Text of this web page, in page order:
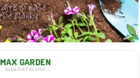
MAX GARDEN
DUNAJSKÝ KLÁTOV